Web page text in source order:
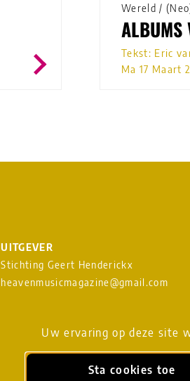
Uw ervaring op deze site
Sta cookies toe
Wereld /
ALBUMS
Tekst: Eric
Ma 17 Maart
UITGEVER
Stichting Geert Henderickx
heavenmusicmagazine@gmail.com